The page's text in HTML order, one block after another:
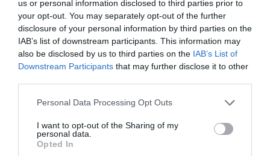
us or personal information disclosed to third parties prior to
your opt-out. You may separately opt-out of the further
disclosure of your personal information by third parties on the
IAB’s list of downstream participants. This information may
also be disclosed by us to third parties on the IAB’s List of
Downstream Participants that may further disclose it to other
Please note that this website/app uses one or more Google
not limited to your visit or usage behaviour. You may click to
grant or deny consent to Google and its third-party tags to
use your data for below specified purposes in below Google
Personal Data Processing Opt Outs
I want to opt-out of the Sharing of my
personal data.
Opted In